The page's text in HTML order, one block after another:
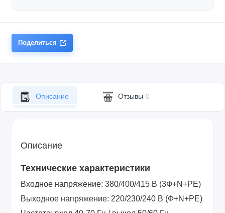
Поделиться
Описание Отзывы 0
Описание
Технические характеристики
Входное напряжение: 380/400/415 В (3Ф+N+PE)
Выходное напряжение: 220/230/240 В (Ф+N+PE)